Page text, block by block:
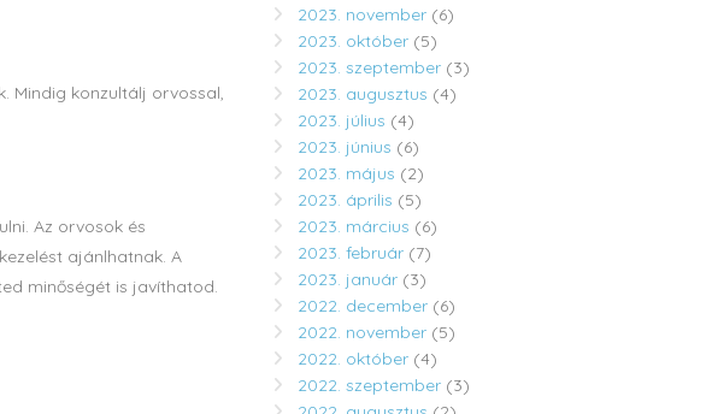
Mindig konzultálj orvossal,
Az orvosok és
ajánlhatnak. A
minőségét is javíthatod.
2023. november(6)
2023. október(5)
2023. szeptember(3)
2023. augusztus (4)
2023. július (4)
2023. június (6)
2023. május (2)
2023. április (5)
2023. március (6)
2023. február(7)
2023. január(3)
2022. december(6)
2022. november(5)
2022. október(4)
2022. szeptember(3)